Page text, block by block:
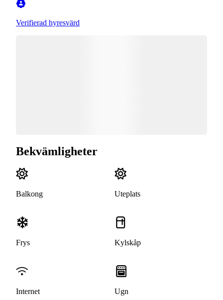
Verifierad hyresvärd
Bekvämligheter
Balkong Uteplats
Frys Kylskåp
Internet Ugn